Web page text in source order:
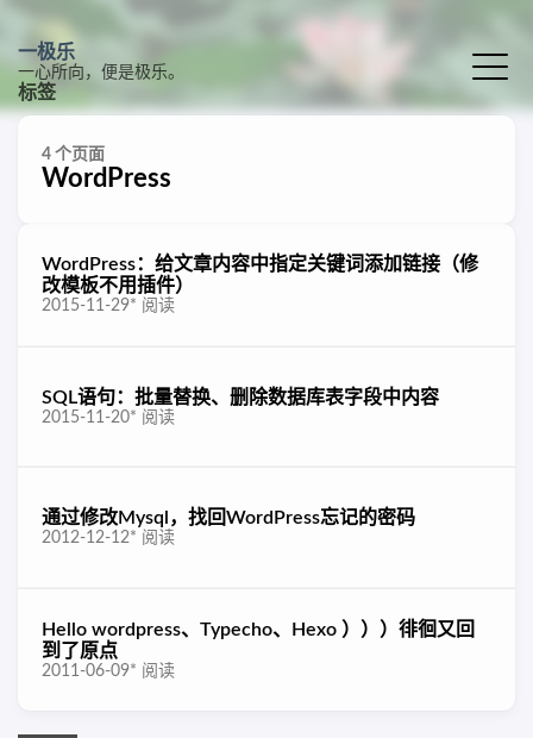
一极乐
一心所向，便是极乐。
标签
4 个页面
WordPress
WordPress：给文章内容中指定关键词添加链接（修
改模板不用插件）
2015-11-29* 阅读
SQL语句：批量替换、删除数据库表字段中内容
2015-11-20* 阅读
通过修改Mysql，找回WordPress忘记的密码
2012-12-12* 阅读
Hello wordpress、Typecho、Hexo ）））徘徊又回
到了原点
2011-06-09* 阅读